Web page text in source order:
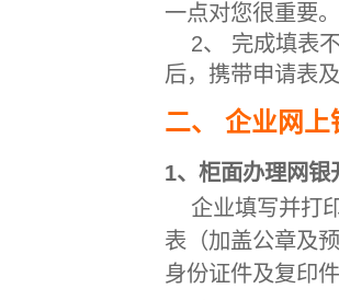
一点对您很重要。
2、 完成填表
后，携带申请表
二、 企业网
1、柜面办理网银
企业填写并打
表（加盖公章及
身份证件及复印